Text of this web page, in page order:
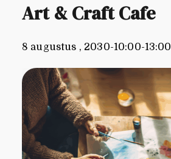
Art & Craft Cafe
8 augustus , 2030-10:00-13:00